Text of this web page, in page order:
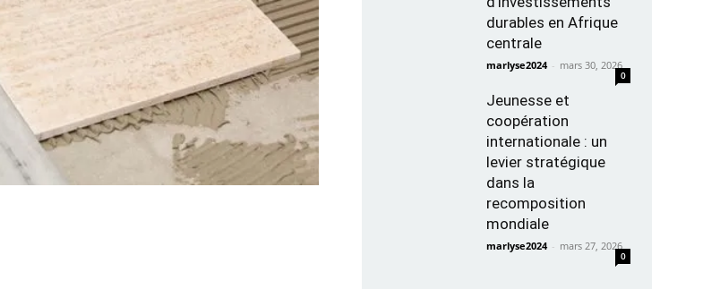
durables en Afrique
centrale
marlyse2024 - mars 30, 2026
0
Jeunesse et
coopération
internationale : un
levier stratégique
dans la
recomposition
mondiale
marlyse2024 - mars 27, 2026
0